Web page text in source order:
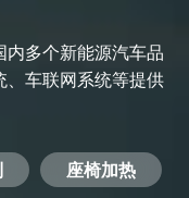
多个新能源汽车品
车联网系统等提供
座椅加热
电机驱动
服务器电源
机顶盒
智能交通